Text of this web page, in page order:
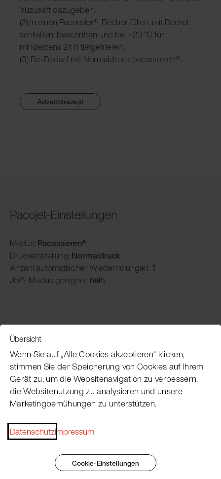
Yuzusaft dazugeben.
(2) In einen Pacossier®-Becher füllen, mit Deckel
schließen, beschriften und bei −20 °C für
mindestens 24 h tiefgefrieren.
(3) Bei Bedarf mit Normaldruck pacossieren®.
Adventsrezept
Pacojet-Einstellungen
Modus: Pacossieren®
Druckeinstellung: Normaldruck
Anzahl automatischer Wiederholungen: 1
Jet®-Modus geeignet: nein
Pacojet Newsletter
Möchten Sie regelmäßig über Neuigkeiten,
Laufenden bleiben?
Jetzt abonnieren
Übersicht
Wenn Sie auf „Alle Cookies akzeptieren“ klicken,
stimmen Sie der Speicherung von Cookies auf Ihrem
Gerät zu, um die Websitenavigation zu verbessern,
die Websitenutzung zu analysieren und unsere
Marketingbemühungen zu unterstützen.
DatenschutzImpressum
Cookie-Einstellungen